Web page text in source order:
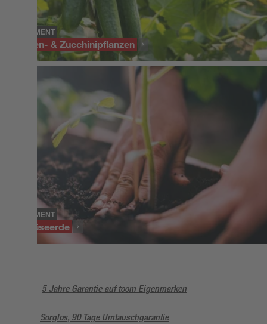
SORTIMENT
Gurken- & Zucchinipflanzen
SORTIMENT
Gemüseerde
5 Jahre Garantie auf toom Eigenmarken
Sorglos, 90 Tage Umtauschgarantie